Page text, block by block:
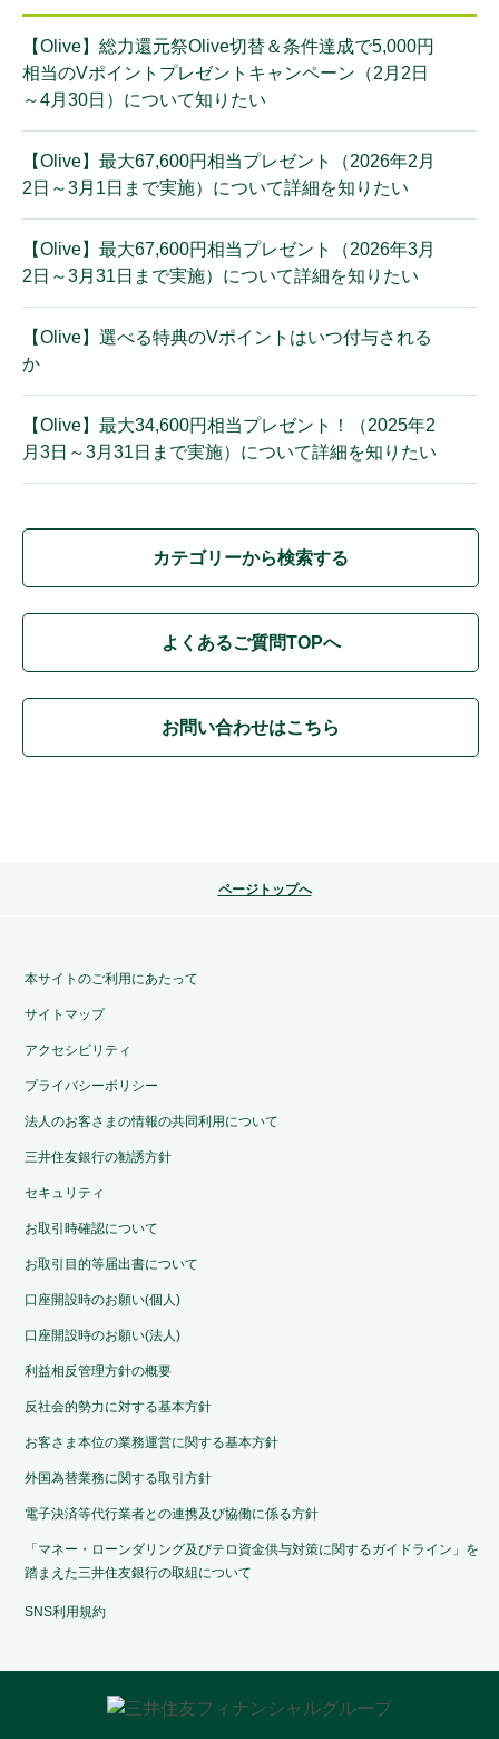
【Olive】総力還元祭Olive切替＆条件達成で5,000円
相当のVポイントプレゼントキャンペーン（2月2日
～4月30日）について知りたい
【Olive】最大67,600円相当プレゼント（2026年2月
2日～3月1日まで実施）について詳細を知りたい
【Olive】最大67,600円相当プレゼント（2026年3月
2日～3月31日まで実施）について詳細を知りたい
【Olive】選べる特典のVポイントはいつ付与される
か
【Olive】最大34,600円相当プレゼント！（2025年2
月3日～3月31日まで実施）について詳細を知りたい
カテゴリーから検索する
よくあるご質問TOPへ
お問い合わせはこちら
ページトップへ
本サイトのご利用にあたって
サイトマップ
アクセシビリティ
プライバシーポリシー
法人のお客さまの情報の共同利用について
三井住友銀行の勧誘方針
セキュリティ
お取引時確認について
お取引目的等届出書について
口座開設時のお願い(個人)
口座開設時のお願い(法人)
利益相反管理方針の概要
反社会的勢力に対する基本方針
お客さま本位の業務運営に関する基本方針
外国為替業務に関する取引方針
電子決済等代行業者との連携及び協働に係る方針
「マネー・ローンダリング及びテロ資金供与対策に関するガイドライン」を
踏まえた三井住友銀行の取組について
SNS利用規約